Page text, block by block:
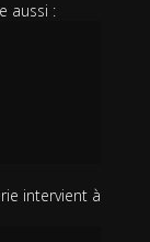
aussi :
intervient à